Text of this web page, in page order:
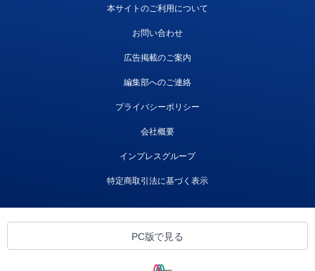
本サイトのご利用について
お問い合わせ
広告掲載のご案内
編集部へのご連絡
プライバシーポリシー
会社概要
インプレスグループ
特定商取引法に基づく表示
PC版で見る